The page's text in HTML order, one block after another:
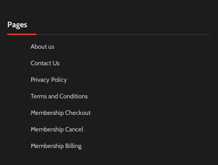
Pages
About us
Contact Us
Privacy Policy
Terms and Conditions
Membership Checkout
Membership Cancel
Membership Billing